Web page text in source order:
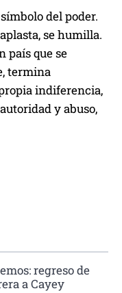
del poder.
se humilla.
país que se
termina
indiferencia,
y abuso,
regreso de
a Cayey